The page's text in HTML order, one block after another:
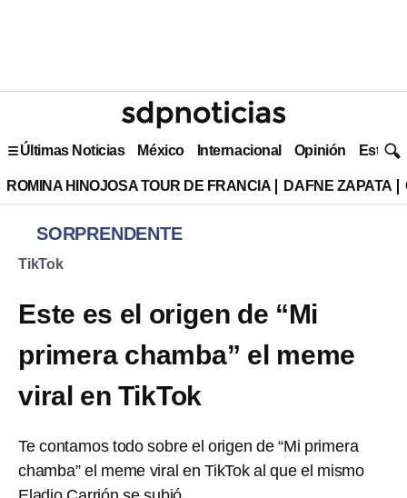
Últimas Noticias México Internacional Opinión Estilo
ROMINA HINOJOSA TOUR DE FRANCIA DAFNE ZAPATA
SORPRENDENTE
TikTok
Este es el origen de “Mi
primera chamba” el meme
viral en TikTok
Te contamos todo sobre el origen de “Mi primera
chamba” el meme viral en TikTok al que el mismo